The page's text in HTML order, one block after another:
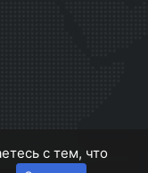
с тем, что